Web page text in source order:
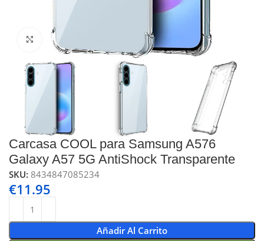
Click to enlarge
Carcasa COOL para Samsung A576
Galaxy A57 5G AntiShock Transparente
SKU:8434847085234
€11.95
Añadir Al Carrito